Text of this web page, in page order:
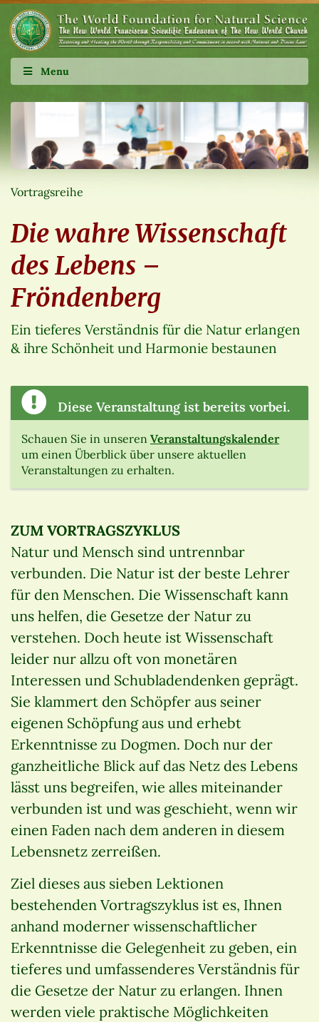
Menu
Vortragsreihe
Die wahre Wissenschaft
des Lebens –
Fröndenberg
Ein tieferes Verständnis für die Natur erlangen
& ihre Schönheit und Harmonie bestaunen
Diese Veranstaltung ist bereits vorbei.
Schauen Sie in unseren Veranstaltungskalender
um einen Überblick über unsere aktuellen
Veranstaltungen zu erhalten.
ZUM VORTRAGSZYKLUS
Natur und Mensch sind untrennbar
verbunden. Die Natur ist der beste Lehrer
für den Menschen. Die Wissenschaft kann
uns helfen, die Gesetze der Natur zu
verstehen. Doch heute ist Wissenschaft
leider nur allzu oft von monetären
Interessen und Schubladendenken geprägt.
Sie klammert den Schöpfer aus seiner
eigenen Schöpfung aus und erhebt
Erkenntnisse zu Dogmen. Doch nur der
ganzheitliche Blick auf das Netz des Lebens
lässt uns begreifen, wie alles miteinander
verbunden ist und was geschieht, wenn wir
einen Faden nach dem anderen in diesem
Lebensnetz zerreißen.
Ziel dieses aus sieben Lektionen
bestehenden Vortragszyklus ist es, Ihnen
anhand moderner wissenschaftlicher
Erkenntnisse die Gelegenheit zu geben, ein
tieferes und umfassenderes Verständnis für
die Gesetze der Natur zu erlangen. Ihnen
werden viele praktische Möglichkeiten